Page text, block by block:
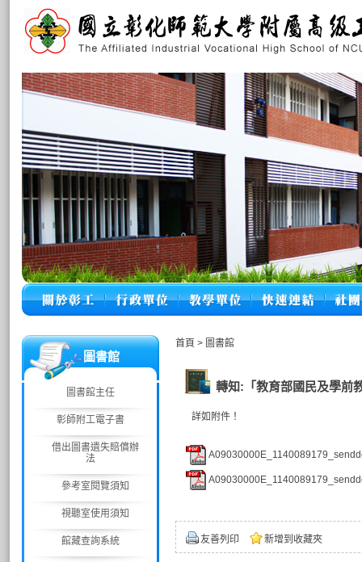
圖書館
圖書館主任
彰師附工電子書
借出圖書遺失賠償辦
法
參考室閱覽須知
視聽室使用須知
館藏查詢系統
首頁 > 圖書館
轉知:「教育部國民及學前
詳如附件！
友善列印 新增到收藏夾